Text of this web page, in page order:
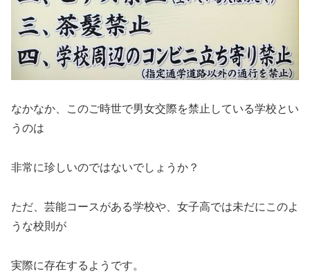
なかなか、このご時世で男女交際を禁止している学校とい
うのは
非常に珍しいのではないでしょうか？
ただ、芸能コースがある学校や、女子高では未だにこのよ
うな校則が
実際に存在するようです。